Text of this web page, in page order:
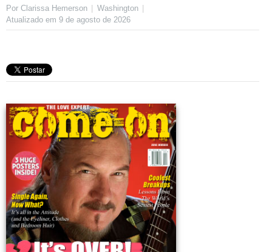
Por Clarissa Hemerson
Washington
Atualizado em 9 de agosto de 2026